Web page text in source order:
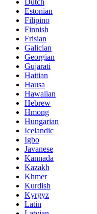
Estonian
Filipino
Finnish
Frisian
Galician
Georgian
Gujarati
Haitian
Hausa
Hawaiian
Hebrew
Hmong
Hungarian
Icelandic
Igbo
Javanese
Kannada
Kazakh
Khmer
Kurdish
Kyrgyz
Latin